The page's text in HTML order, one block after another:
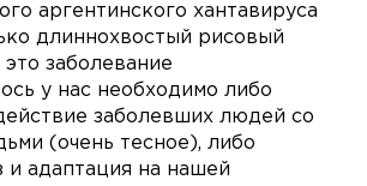
аргентинского хантавируса
длиннохвостый рисовый
заболевание
у нас необходимо либо
заболевших людей со
(очень тесное), либо
и адаптация на нашей